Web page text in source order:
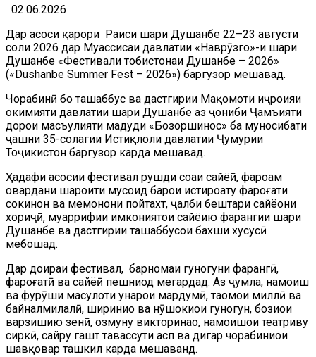
02.06.2026
Дар асоси қарори Раиси шаҳри Душанбе 22–23 августи
соли 2026 дар Муассисаи давлатии «Наврӯзгоҳ»-и шаҳри
Душанбе «Фестивали тобистонаи Душанбе – 2026»
(«Dushanbe Summer Fest – 2026») баргузор мешавад.
Чорабинӣ бо ташаббус ва дастгирии Мақомоти иҷроияи
ҳокимияти давлатии шаҳри Душанбе аз ҷониби Ҷамъияти
дорои масъулияти маҳдуди «Бозоршинос» ба муносибати
ҷашни 35-солагии Истиқлоли давлатии Ҷумҳурии
Тоҷикистон баргузор карда мешавад.
Ҳадафи асосии фестивал рушди соҳаи сайёҳӣ, фароҳам
овардани шароити мусоид барои истироҳату фароғати
сокинон ва меҳмонони пойтахт, ҷалби бештари сайёҳони
хориҷӣ, муаррифии имкониятҳои сайёҳию фарҳангии шаҳри
Душанбе ва дастгирии ташаббусҳои бахши хусусӣ
мебошад.
Дар доираи фестивал, барномаи гуногуни фарҳангӣ,
фароғатӣ ва сайёҳӣ пешниҳод мегардад. Аз ҷумла, намоиш
ва фурӯши маҳсулоти ҳунарҳои мардумӣ, таомҳои миллӣ ва
байналмилалӣ, шириниҳо ва нӯшокиҳои гуногун, бозиҳои
варзишию зеҳнӣ, озмуну викторинаҳо, намоишҳои театриву
сиркӣ, сайру гашт тавассути асп ва дигар чорабиниҳои
шавқовар ташкил карда мешаванд.